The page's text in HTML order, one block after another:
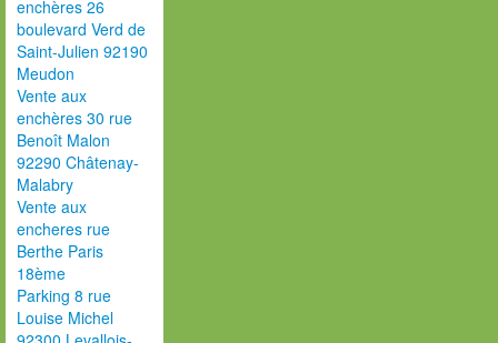
enchères 26
boulevard Verd de
Saint-Julien 92190
Meudon
Vente aux
enchères 30 rue
Benoît Malon
92290 Châtenay-
Malabry
Vente aux
encheres rue
Berthe Paris
18ème
Parking 8 rue
Louise Michel